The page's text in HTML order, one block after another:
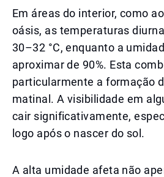
Em áreas do interior, como
oásis, as temperaturas
30–32 °C, enquanto a
aproximar de 90%. Esta
particularmente a formação
matinal. A visibilidade em
cair significativamente,
logo após o nascer do sol.
A alta umidade afeta não